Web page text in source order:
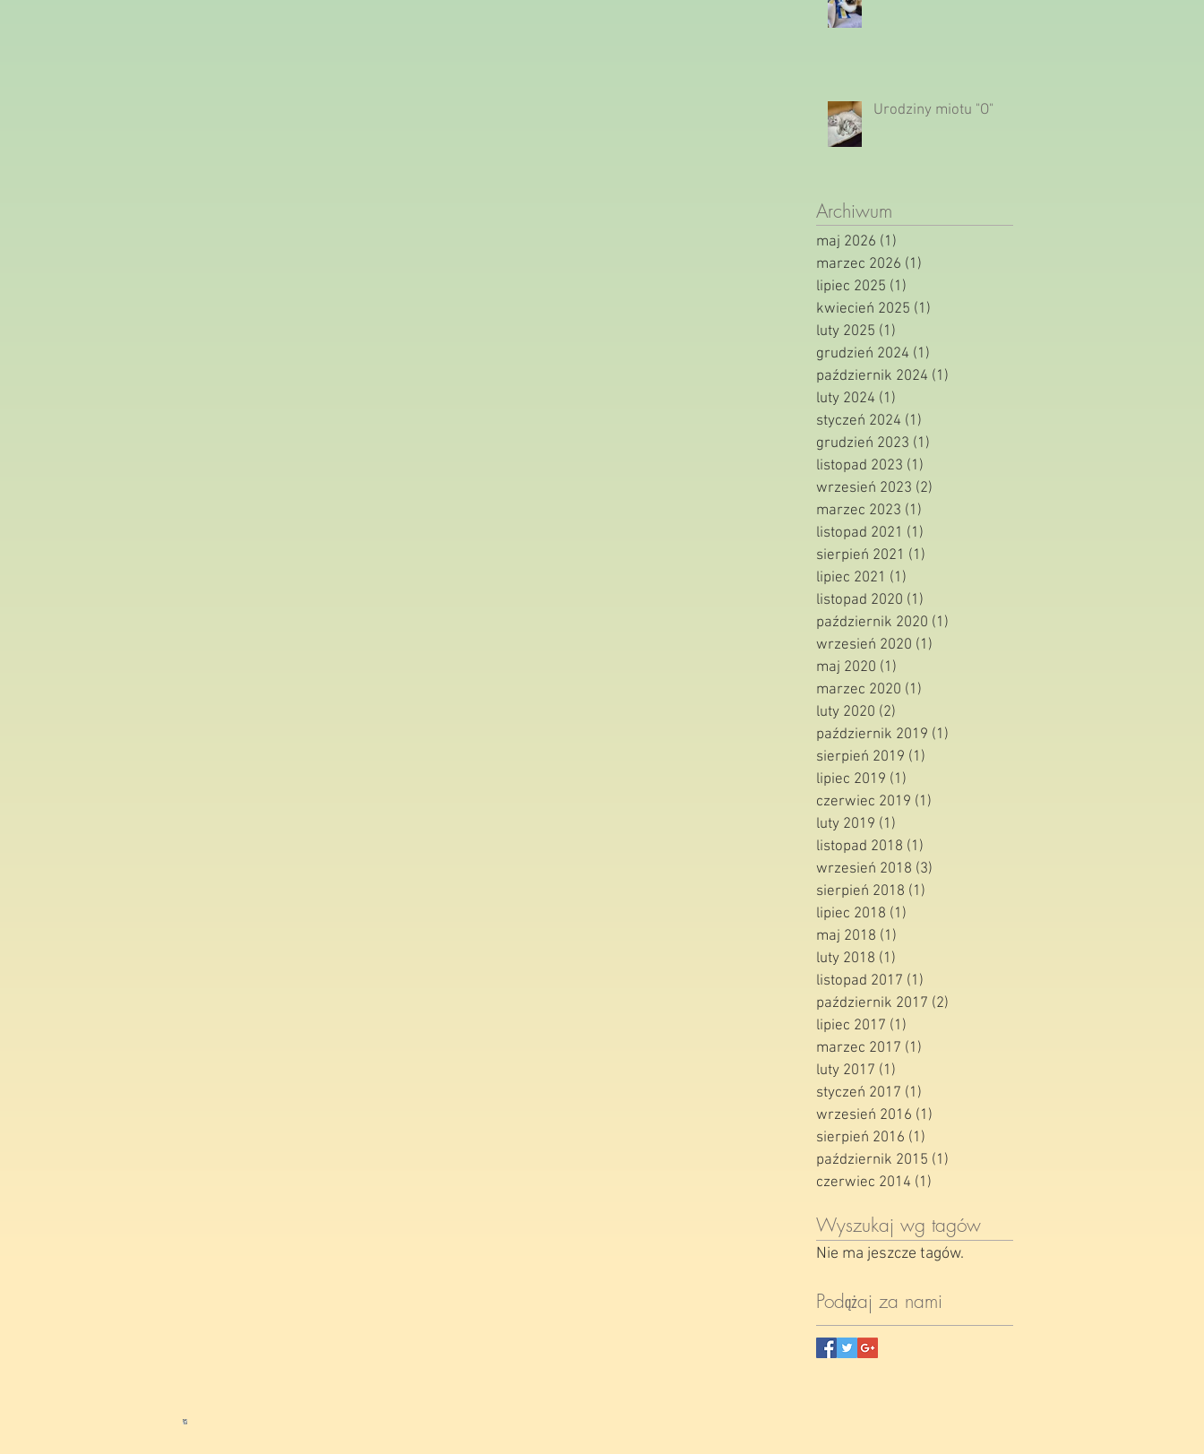
Urodziny miotu "O"
Archiwum
maj 2026 (1)
marzec 2026 (1)
lipiec 2025 (1)
kwiecień 2025 (1)
luty 2025 (1)
grudzień 2024 (1)
październik 2024 (1)
luty 2024 (1)
styczeń 2024 (1)
grudzień 2023 (1)
listopad 2023 (1)
wrzesień 2023 (2)
marzec 2023 (1)
listopad 2021 (1)
sierpień 2021 (1)
lipiec 2021 (1)
listopad 2020 (1)
październik 2020 (1)
wrzesień 2020 (1)
maj 2020 (1)
marzec 2020 (1)
luty 2020 (2)
październik 2019 (1)
sierpień 2019 (1)
lipiec 2019 (1)
czerwiec 2019 (1)
luty 2019 (1)
listopad 2018 (1)
wrzesień 2018 (3)
sierpień 2018 (1)
lipiec 2018 (1)
maj 2018 (1)
luty 2018 (1)
listopad 2017 (1)
październik 2017 (2)
lipiec 2017 (1)
marzec 2017 (1)
luty 2017 (1)
styczeń 2017 (1)
wrzesień 2016 (1)
sierpień 2016 (1)
październik 2015 (1)
czerwiec 2014 (1)
Wyszukaj wg tagów
Nie ma jeszcze tagów.
Podążaj za nami